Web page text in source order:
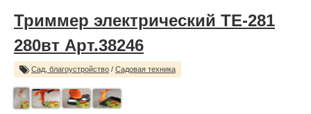
Триммер электрический TE-281
280вт Арт.38246
Сад, благоустройство / Садовая техника